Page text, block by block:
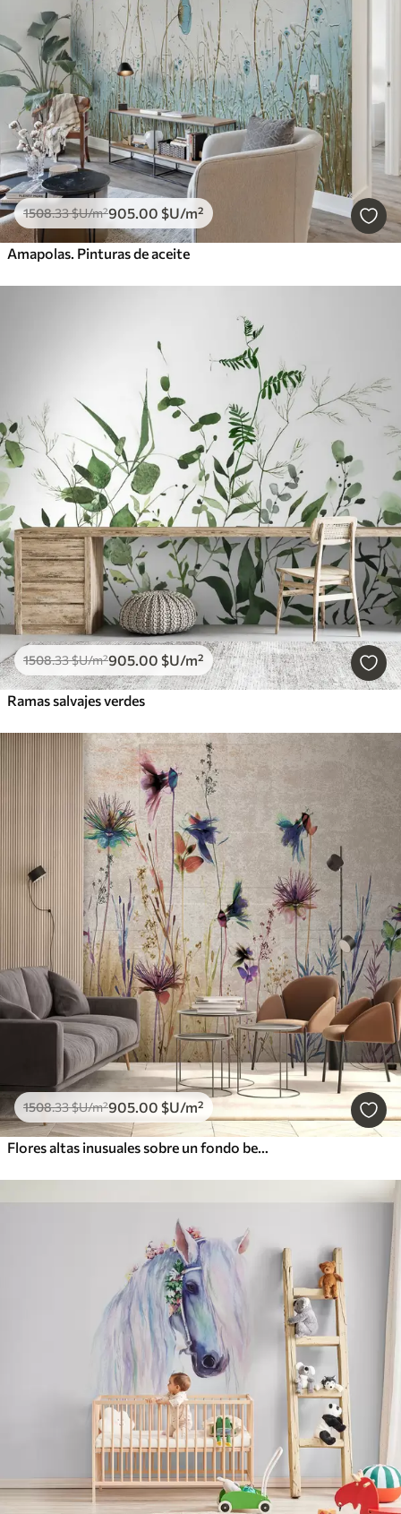
1508.33$U/m²905.00 $U/m²
Amapolas. Pinturas de aceite
1508.33$U/m²905.00 $U/m²
Ramas salvajes verdes
1508.33$U/m²905.00 $U/m²
Flores altas inusuales sobre un fondo beige